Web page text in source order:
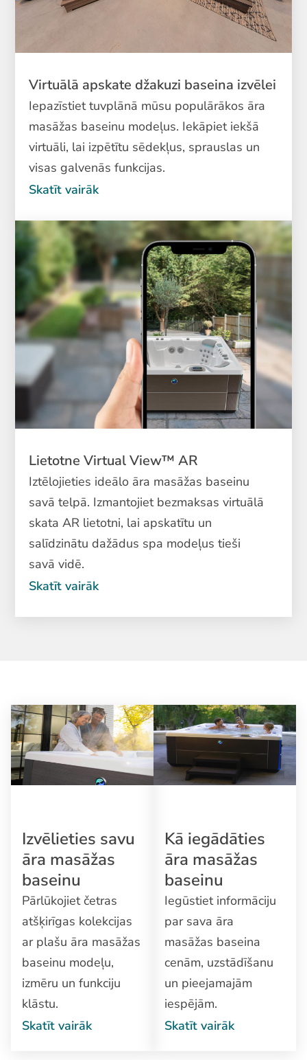
Virtuālā apskate džakuzi baseina izvēlei
Iepazīstiet tuvplānā mūsu populārākos āra
masāžas baseinu modeļus. Iekāpiet iekšā
virtuāli, lai izpētītu sēdekļus, sprauslas un
visas galvenās funkcijas.
Skatīt vairāk
Lietotne Virtual View™ AR
Iztēlojieties ideālo āra masāžas baseinu
savā telpā. Izmantojiet bezmaksas virtuālā
skata AR lietotni, lai apskatītu un
salīdzinātu dažādus spa modeļus tieši
savā vidē.
Skatīt vairāk
Izvēlieties savu
āra masāžas
baseinu
Pārlūkojiet četras
atšķirīgas kolekcijas
ar plašu āra masāžas
baseinu modeļu,
izmēru un funkciju
klāstu.
Skatīt vairāk
Kā iegādāties
āra masāžas
baseinu
Iegūstiet informāciju
par sava āra
masāžas baseina
cenām, uzstādīšanu
un pieejamajām
iespējām.
Skatīt vairāk